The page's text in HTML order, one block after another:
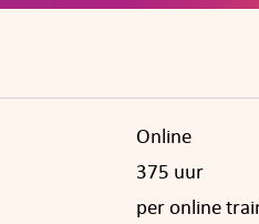
Online
375 uur
per online